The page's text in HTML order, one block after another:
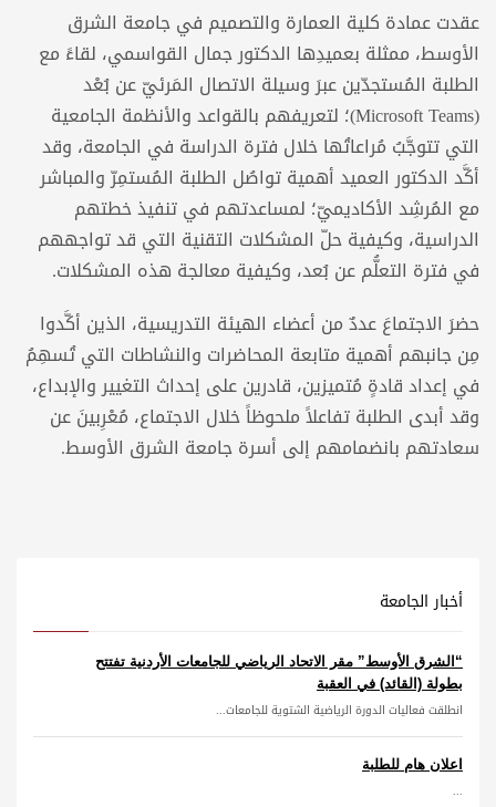
عقدت عمادة كلية العمارة والتصميم في جامعة الشرق
الأوسط، ممثلة بعميدِها الدكتور جمال القواسمي، لقاءً مع
الطلبة المُستجدّين عبرَ وسيلة الاتصال المَرئيّ عن بُعْد
(Microsoft Teams)؛ لتعريفهم بالقواعد والأنظمة الجامعية
التي تتوجَّبُ مُراعاتُها خلال فترة الدراسة في الجامعة، وقد
أكَّد الدكتور العميد أهمية تواصُل الطلبة المُستمِرّ والمباشر
مع المُرشِد الأكاديميّ؛ لمساعدتهم في تنفيذ خطتهم
الدراسية، وكيفية حلّ المشكلات التقنية التي قد تواجههم
في فترة التعلُّم عن بُعد، وكيفية معالجة هذه المشكلات.
حضرَ الاجتماعَ عددٌ من أعضاء الهيئة التدريسية، الذين أكَّدوا
مِن جانبهم أهمية متابعة المحاضرات والنشاطات التي تُسهِمُ
في إعداد قادةٍ مُتميزين، قادرين على إحداث التغيير والإبداع،
وقد أبدى الطلبة تفاعلاً ملحوظاً خلال الاجتماع، مُعْرِبينَ عن
سعادتهم بانضمامهم إلى أسرة جامعة الشرق الأوسط.
أخبار الجامعة
“الشرق الأوسط” مقر الاتحاد الرياضي للجامعات الأردنية تفتتح
بطولة (القائد) في العقبة
انطلقت فعاليات الدورة الرياضية الشتوية للجامعات...
اعلان هام للطلبة
...